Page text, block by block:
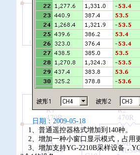
日期：2009-05-18
1、普通遥控器格式增加到140种。
2、增加一种小窗口显示模式，占用
3、增加支持YG-2210B采样设备，